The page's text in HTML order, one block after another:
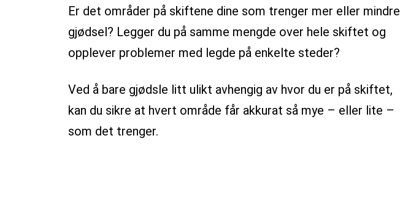
Er det områder på skiftene dine som trenger mer eller mindre
gjødsel? Legger du på samme mengde over hele skiftet og
opplever problemer med legde på enkelte steder?
Ved å bare gjødsle litt ulikt avhengig av hvor du er på skiftet,
kan du sikre at hvert område får akkurat så mye – eller lite –
som det trenger.